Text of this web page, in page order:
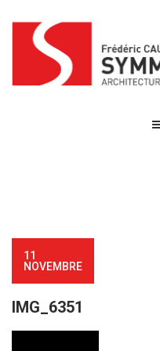
content
11
NOVEMBRE
IMG_6351